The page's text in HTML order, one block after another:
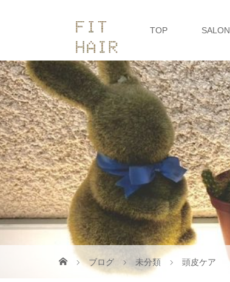
TOP SALON
ブログ 未分類 頭皮ケア